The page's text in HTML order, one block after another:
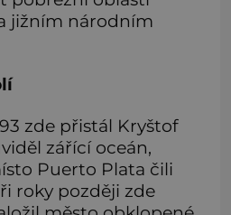
jižním národním
zde přistál Kryštof
zářící oceán,
Puerto Plata čili
roky později zde